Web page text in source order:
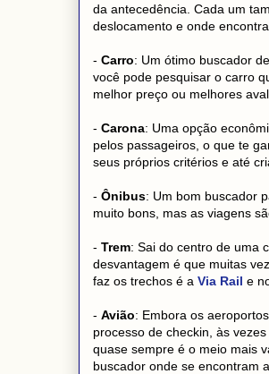
da antecedência. Cada um
deslocamento e onde
- Carro: Um ótimo buscador
você pode pesquisar o carro
melhor preço ou melhores
- Carona: Uma opção
pelos passageiros, o que te
seus próprios critérios e até
- Ônibus: Um bom buscador
muito bons, mas as viagens
- Trem: Sai do centro de uma
desvantagem é que muitas
faz os trechos é a Via Rail e
- Avião: Embora os
processo de checkin, às
quase sempre é o meio mais
buscador onde se encontram